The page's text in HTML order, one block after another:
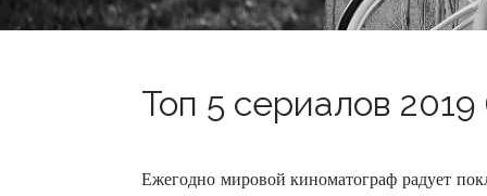
Топ 5 сериалов 2019
Ежегодно мировой киноматограф радует